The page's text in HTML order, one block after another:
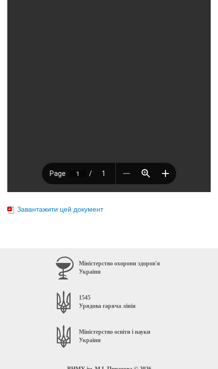
Завантажити цей документ
Міністерство охорони здоров'я
України
1545
Урядова гаряча лінія
Міністерство освіти і науки
України